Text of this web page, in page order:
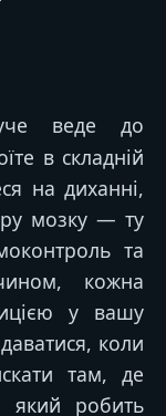
в складній
на диханні,
мозку — ту
та
кожна
у вашу
коли
там, де
який робить